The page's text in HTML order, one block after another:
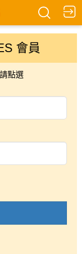
會員
點選